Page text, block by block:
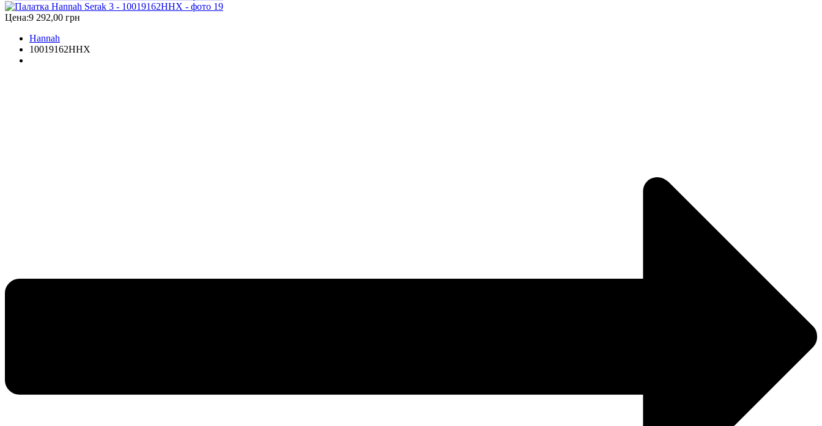
Цена:9 292,00 грн
Hannah
10019162HHX